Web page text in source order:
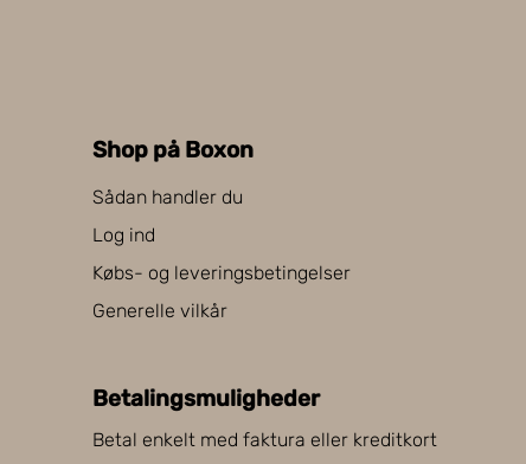
Shop på Boxon
Sådan handler du
Log ind
Købs- og leveringsbetingelser
Generelle vilkår
Betalingsmuligheder
Betal enkelt med faktura eller kreditkort